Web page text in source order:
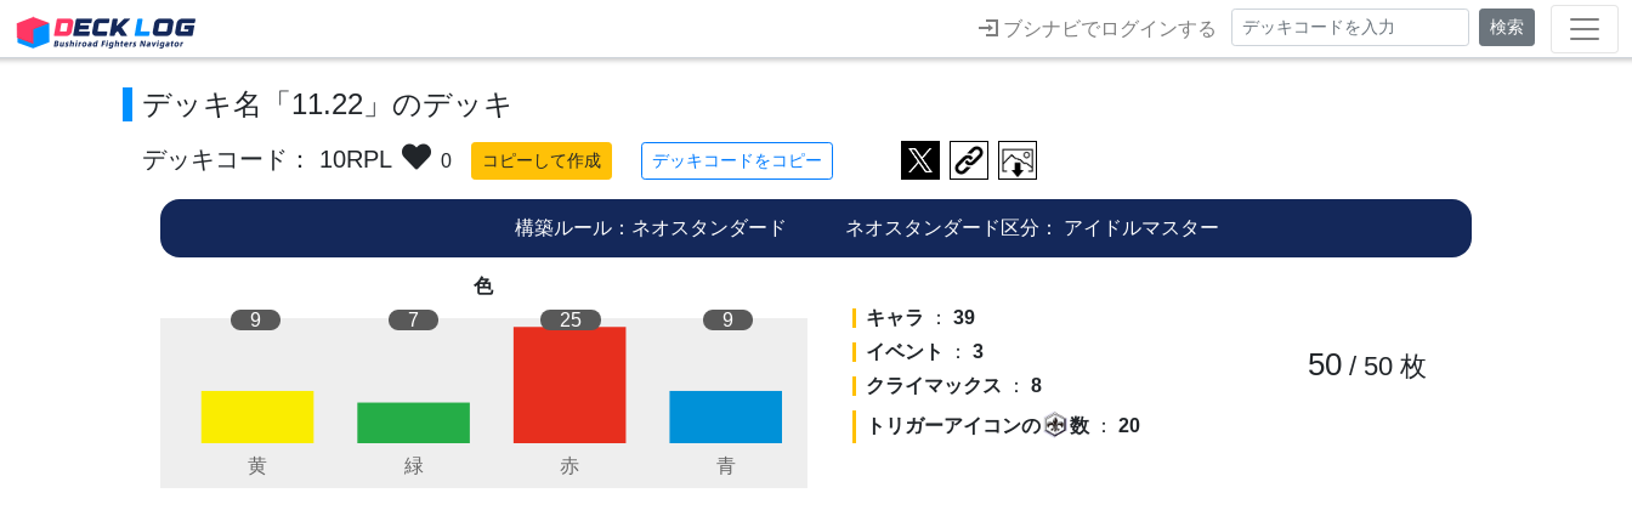
ブシナビでログインする 検索
デッキ名「11.22」のデッキ
デッキコード： 10RPL 0 コピーして作成 デッキコードをコピー
構築ルール：ネオスタンダード ネオスタンダード区分： アイドルマスター
色
9
7 25 9 キャラ ： 39
イベント
： 3
クライマックス ： 8
トリガーアイコンの
数： 20
50/ 50枚